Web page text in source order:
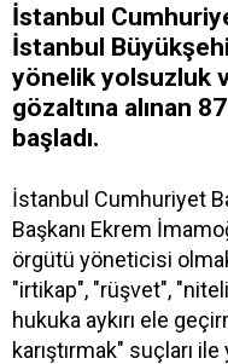
İstanbul
İstanbul
yönelik yolsuzluk
gözaltına alınan
başladı.
İstanbul Cumhuriyet
Başkanı Ekrem
örgütü yöneticisi
"irtikap", "rüşvet",
hukuka aykırı ele
karıştırmak" suçları